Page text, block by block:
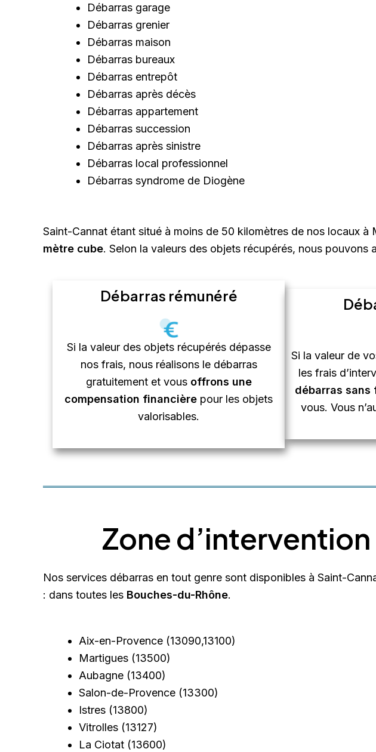
Débarras garage
Débarras grenier
Débarras maison
Débarras bureaux
Débarras entrepôt
Débarras après décès
Débarras appartement
Débarras succession
Débarras après sinistre
Débarras local professionnel
Débarras syndrome de Diogène
Saint-Cannat étant situé à moins de 50 kilomètres de nos locaux
mètre cube. Selon la valeurs des objets récupérés, nous pouvons
Débarras rémunéré
Si la valeur des objets récupérés dépasse
nos frais, nous réalisons le débarras
gratuitement et vous offrons une
compensation financière pour les objets
valorisables.
Si la valeur de
les frais
débarras sans
vous. Vous
Zone
Nos services débarras en tout genre sont disponibles à Saint-
: dans toutes les Bouches-du-Rhône.
Aix-en-Provence (13090,13100)
Martigues (13500)
Aubagne (13400)
Salon-de-Provence (13300)
Istres (13800)
Vitrolles (13127)
La Ciotat (13600)